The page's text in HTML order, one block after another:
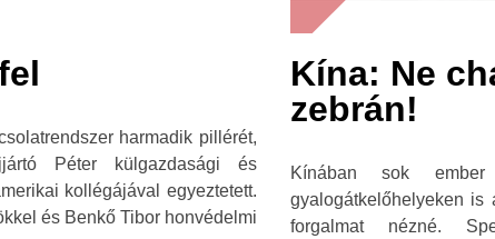
harmadik pillérét,
Péter külgazdasági és
kollégájával egyeztetett.
és Benkő Tibor honvédelmi
Kína: Ne
zebrán!
Kínában sok
gyalogátkelőhelyeken is
forgalmat nézné.